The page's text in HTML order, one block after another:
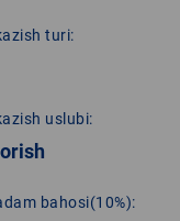
turi:
uslubi:
bahosi(10%):